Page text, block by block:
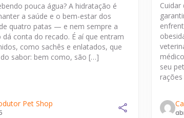
pouca água? A hidratação é
a saúde e o bem-estar dos
quatro patas — e nem sempre a
conta do recado. É aí que entram
como sachês e enlatados, que
sabor: bem como, são […]
Pet Shop
seu